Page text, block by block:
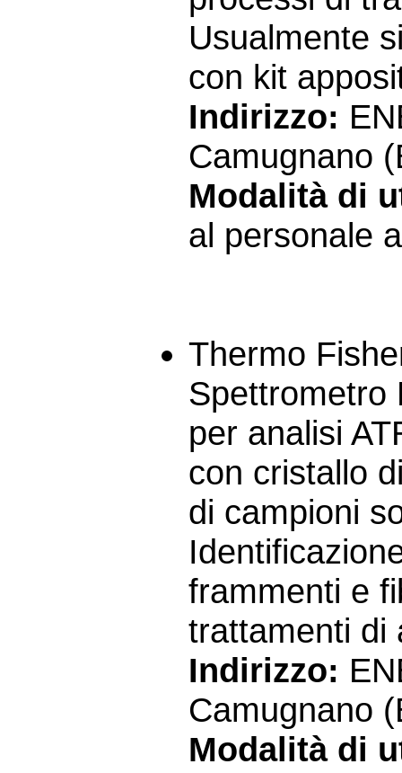
Usualmente
con kit
Indirizzo:
Camugnano
Modalità di
al personale
Thermo
Spettrometro
per analisi
con cristallo
di campioni
frammenti e
trattamenti di
Indirizzo:
Camugnano
Modalità di